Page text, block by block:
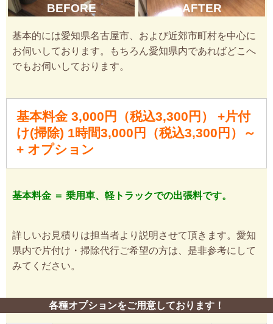
BEFORE AFTER
基本的には愛知県名古屋市、および近郊市町村を中心に
お伺いしております。もちろん愛知県内であればどこへ
でもお伺いしております。
基本料金 3,000円（税込3,300円） +片付
け(掃除) 1時間3,000円（税込3,300円）～
+ オプション
基本料金 ＝ 乗用車、軽トラックでの出張料です。
詳しいお見積りは担当者より説明させて頂きます。愛知
県内で片付け・掃除代行ご希望の方は、是非参考にして
みてください。
各種オプションをご用意しております！